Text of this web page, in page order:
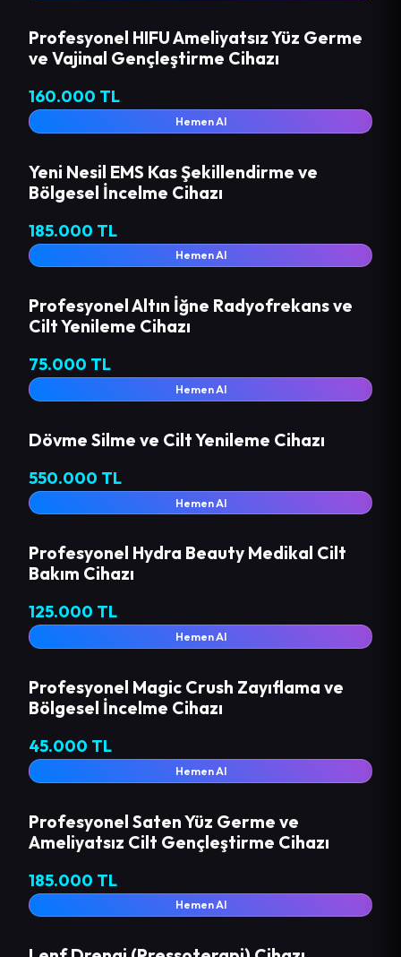
Profesyonel HIFU Ameliyatsız Yüz Germe
ve Vajinal Gençleştirme Cihazı
160.000 TL
Hemen Al
Yeni Nesil EMS Kas Şekillendirme ve
Bölgesel İncelme Cihazı
185.000 TL
Hemen Al
Profesyonel Altın İğne Radyofrekans ve
Cilt Yenileme Cihazı
75.000 TL
Hemen Al
Dövme Silme ve Cilt Yenileme Cihazı
550.000 TL
Hemen Al
Profesyonel Hydra Beauty Medikal Cilt
Bakım Cihazı
125.000 TL
Hemen Al
Profesyonel Magic Crush Zayıflama ve
Bölgesel İncelme Cihazı
45.000 TL
Hemen Al
Profesyonel Saten Yüz Germe ve
Ameliyatsız Cilt Gençleştirme Cihazı
185.000 TL
Hemen Al